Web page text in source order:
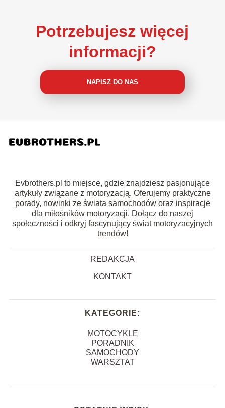
Potrzebujesz więcej
informacji?
NAPISZ DO NAS
Evbrothers.pl to miejsce, gdzie znajdziesz pasjonujące
artykuły związane z motoryzacją. Oferujemy praktyczne
porady, nowinki ze świata samochodów oraz inspiracje
dla miłośników motoryzacji. Dołącz do naszej
społeczności i odkryj fascynujący świat motoryzacyjnych
trendów!
REDAKCJA
KONTAKT
KATEGORIE:
MOTOCYKLE
PORADNIK
SAMOCHODY
WARSZTAT